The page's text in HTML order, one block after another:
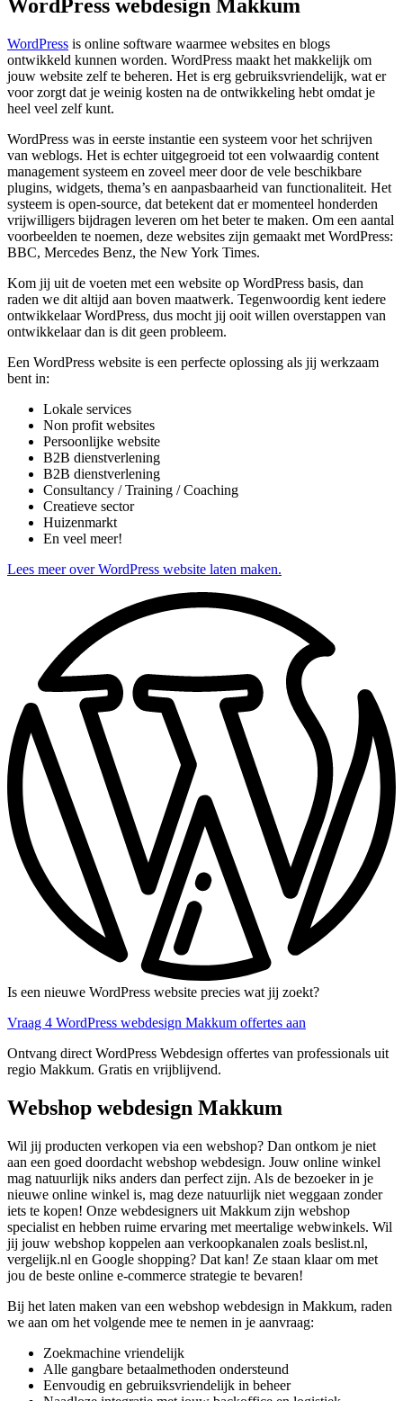
WordPress webdesign Makkum
WordPress is online software waarmee websites en blogs
ontwikkeld kunnen worden. WordPress maakt het makkelijk om
jouw website zelf te beheren. Het is erg gebruiksvriendelijk, wat er
voor zorgt dat je weinig kosten na de ontwikkeling hebt omdat je
heel veel zelf kunt.
WordPress was in eerste instantie een systeem voor het schrijven
van weblogs. Het is echter uitgegroeid tot een volwaardig content
management systeem en zoveel meer door de vele beschikbare
plugins, widgets, thema’s en aanpasbaarheid van functionaliteit. Het
systeem is open-source, dat betekent dat er momenteel honderden
vrijwilligers bijdragen leveren om het beter te maken. Om een aantal
voorbeelden te noemen, deze websites zijn gemaakt met WordPress:
BBC, Mercedes Benz, the New York Times.
Kom jij uit de voeten met een website op WordPress basis, dan
raden we dit altijd aan boven maatwerk. Tegenwoordig kent iedere
ontwikkelaar WordPress, dus mocht jij ooit willen overstappen van
ontwikkelaar dan is dit geen probleem.
Een WordPress website is een perfecte oplossing als jij werkzaam
bent in:
Lokale services
Non profit websites
Persoonlijke website
B2B dienstverlening
B2B dienstverlening
Consultancy / Training / Coaching
Creatieve sector
Huizenmarkt
En veel meer!
Lees meer over WordPress website laten maken.
Is een nieuwe WordPress website precies wat jij zoekt?
Vraag 4 WordPress webdesign Makkum offertes aan
Ontvang direct WordPress Webdesign offertes van professionals uit
regio Makkum. Gratis en vrijblijvend.
Webshop webdesign Makkum
Wil jij producten verkopen via een webshop? Dan ontkom je niet
aan een goed doordacht webshop webdesign. Jouw online winkel
mag natuurlijk niks anders dan perfect zijn. Als de bezoeker in je
nieuwe online winkel is, mag deze natuurlijk niet weggaan zonder
iets te kopen! Onze webdesigners uit Makkum zijn webshop
specialist en hebben ruime ervaring met meertalige webwinkels. Wil
jij jouw webshop koppelen aan verkoopkanalen zoals beslist.nl,
vergelijk.nl en Google shopping? Dat kan! Ze staan klaar om met
jou de beste online e-commerce strategie te bevaren!
Bij het laten maken van een webshop webdesign in Makkum, raden
we aan om het volgende mee te nemen in je aanvraag:
Zoekmachine vriendelijk
Alle gangbare betaalmethoden ondersteund
Eenvoudig en gebruiksvriendelijk in beheer